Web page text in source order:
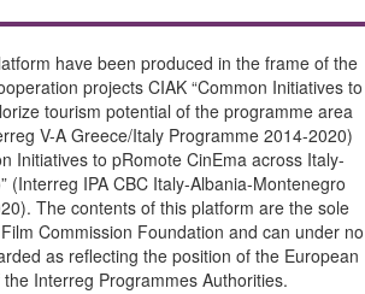
have been produced in the frame of the
projects CIAK “Common Initiatives to
tourism potential of the programme area
V-A Greece/Italy Programme 2014-2020)
Initiatives to pRomote CinEma across Italy-
(Interreg IPA CBC Italy-Albania-Montenegro
The contents of this platform are the sole
Commission Foundation and can under no
as reflecting the position of the European
Interreg Programmes Authorities.